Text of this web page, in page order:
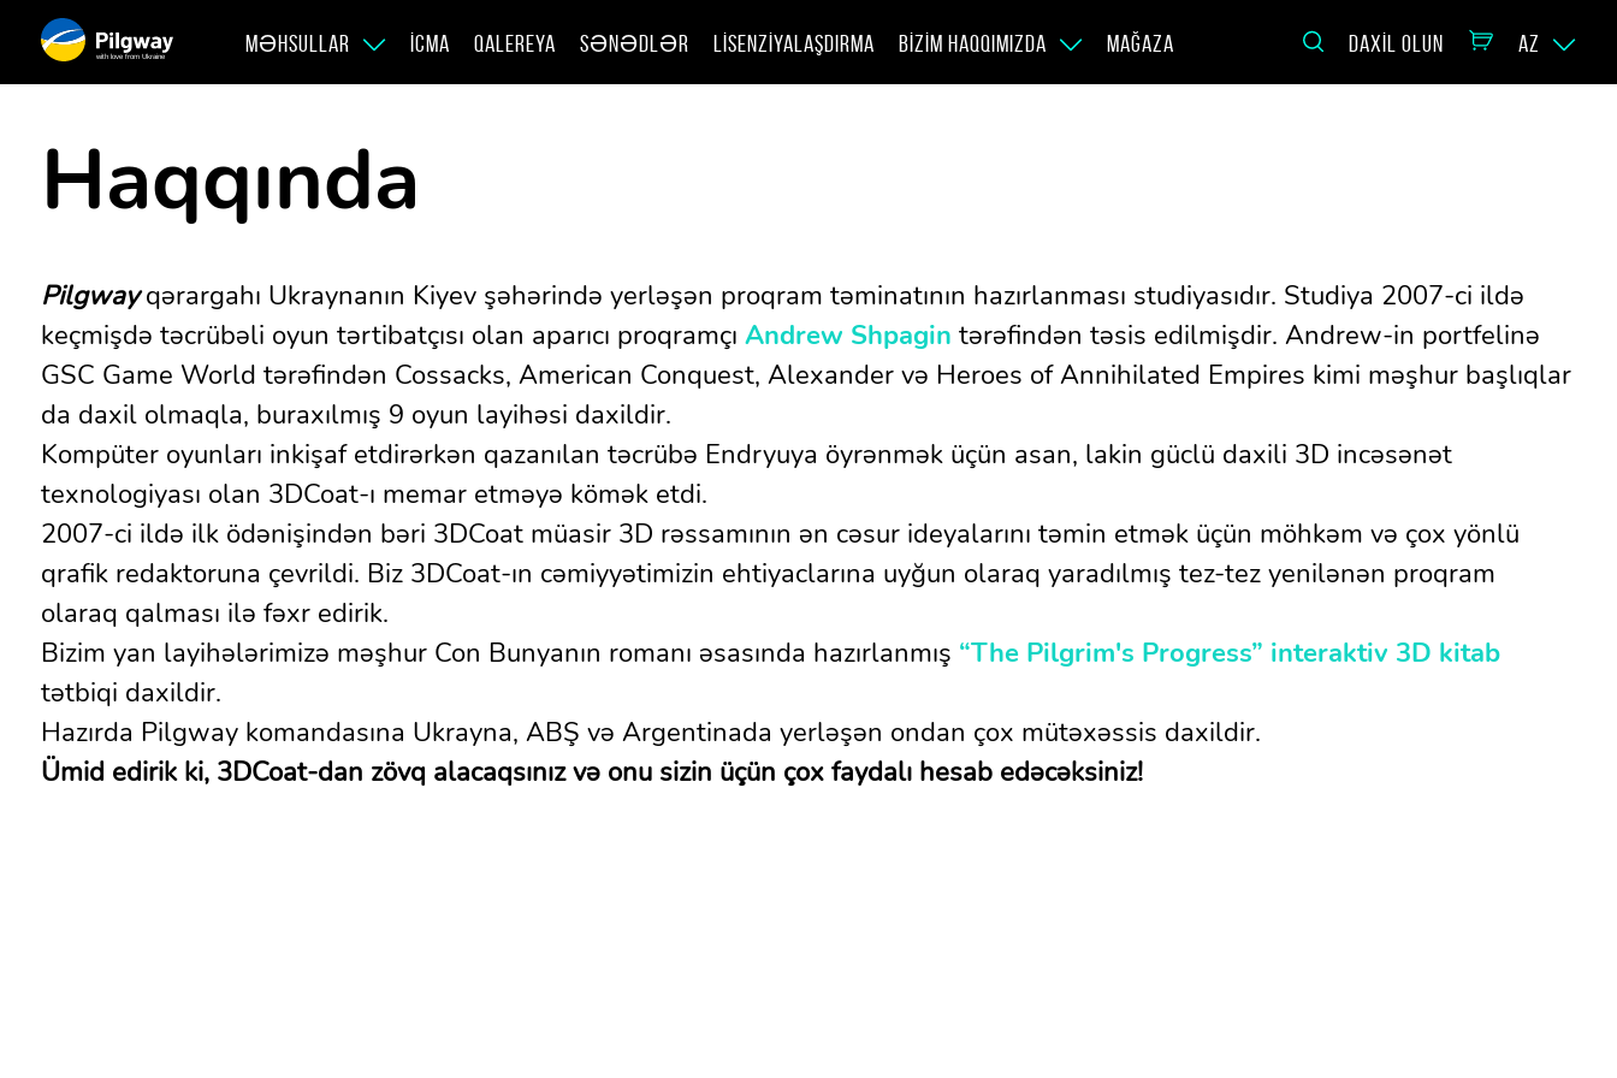
with love from Ukraine
MƏHSULLAR İCMA QALEREYA SƏNƏDLƏR LISENZIYALAŞDIRMA BIZIM HAQQIMIZDA MAĞAZA DAXIL OLUN AZ
Haqqında
Pilgwayqərargahı Ukraynanın Kiyev şəhərində yerləşən proqram təminatının hazırlanması studiyasıdır. Studiya 2007-ci ildə
keçmişdə təcrübəli oyun tərtibatçısı olan aparıcı proqramçı Andrew Shpagin tərəfindən təsis edilmişdir. Andrew-in portfelinə
GSC Game World tərəfindən Cossacks, American Conquest, Alexander və Heroes of Annihilated Empires kimi məşhur başlıqlar
da daxil olmaqla, buraxılmış 9 oyun layihəsi daxildir.
Kompüter oyunları inkişaf etdirərkən qazanılan təcrübə Endryuya öyrənmək üçün asan, lakin güclü daxili 3D incəsənət
texnologiyası olan 3DCoat-ı memar etməyə kömək etdi.
2007-ci ildə ilk ödənişindən bəri 3DCoat müasir 3D rəssamının ən cəsur ideyalarını təmin etmək üçün möhkəm və çox yönlü
qrafik redaktoruna çevrildi. Biz 3DCoat-ın cəmiyyətimizin ehtiyaclarına uyğun olaraq yaradılmış tez-tez yenilənən proqram
olaraq qalması ilə fəxr edirik.
Bizim yan layihələrimizə məşhur Con Bunyanın romanı əsasında hazırlanmış “The Pilgrim's Progress” interaktiv 3D kitab
tətbiqi daxildir.
Hazırda Pilgway komandasına Ukrayna, ABŞ və Argentinada yerləşən ondan çox mütəxəssis daxildir.
Ümid edirik ki, 3DCoat-dan zövq alacaqsınız və onu sizin üçün çox faydalı hesab edəcəksiniz!